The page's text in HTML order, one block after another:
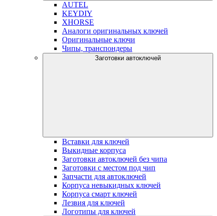
AUTEL
KEYDIY
XHORSE
Аналоги оригинальных ключей
Оригинальные ключи
Чипы, транспондеры
Заготовки автоключей
Вставки для ключей
Выкидные корпуса
Заготовки автоключей без чипа
Заготовки с местом под чип
Запчасти для автоключей
Корпуса невыкидных ключей
Корпуса смарт ключей
Лезвия для ключей
Логотипы для ключей